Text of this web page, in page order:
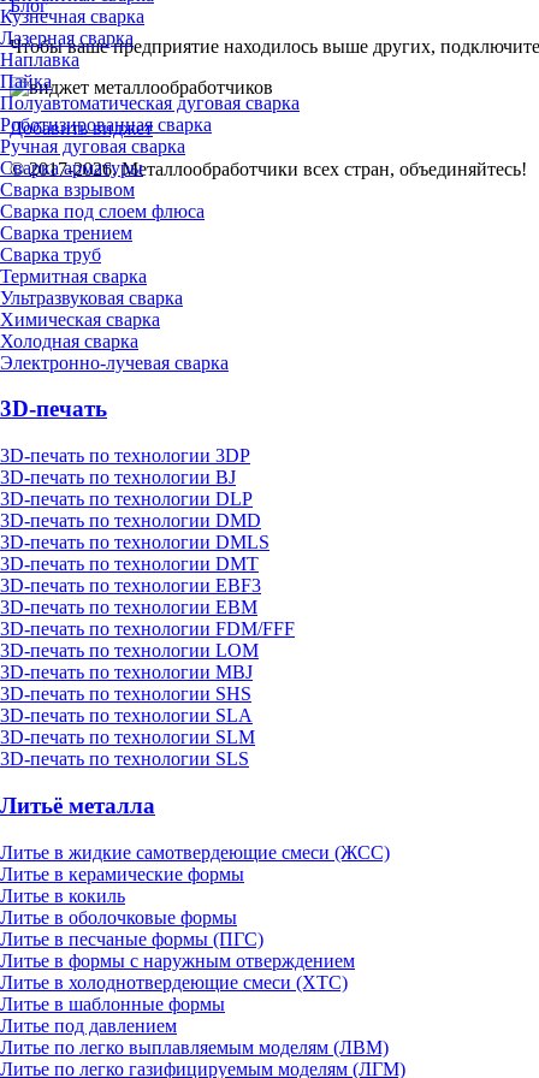
Кузнечная сварка
Лазерная сварка
Наплавка
Пайка
Полуавтоматическая дуговая сварка
Роботизированная сварка
Ручная дуговая сварка
Сварка арматуры
Сварка взрывом
Сварка под слоем флюса
Сварка трением
Сварка труб
Термитная сварка
Ультразвуковая сварка
Химическая сварка
Холодная сварка
Электронно-лучевая сварка
3D-печать
3D-печать по технологии 3DP
3D-печать по технологии BJ
3D-печать по технологии DLP
3D-печать по технологии DMD
3D-печать по технологии DMLS
3D-печать по технологии DMT
3D-печать по технологии EBF3
3D-печать по технологии EBM
3D-печать по технологии FDM/FFF
3D-печать по технологии LOM
3D-печать по технологии MBJ
3D-печать по технологии SHS
3D-печать по технологии SLA
3D-печать по технологии SLM
3D-печать по технологии SLS
Литьё металла
Литье в жидкие самотвердеющие смеси (ЖСС)
Литье в керамические формы
Литье в кокиль
Литье в оболочковые формы
Литье в песчаные формы (ПГС)
Литье в формы с наружным отверждением
Литье в холоднотвердеющие смеси (ХТС)
Литье в шаблонные формы
Литье под давлением
Литье по легко выплавляемым моделям (ЛВМ)
Литье по легко газифицируемым моделям (ЛГМ)
Блог
Чтобы ваше предприятие находилось выше других,
Добавить виджет
© 2017-2026. Металлообработчики всех стран, объединяйтесь!